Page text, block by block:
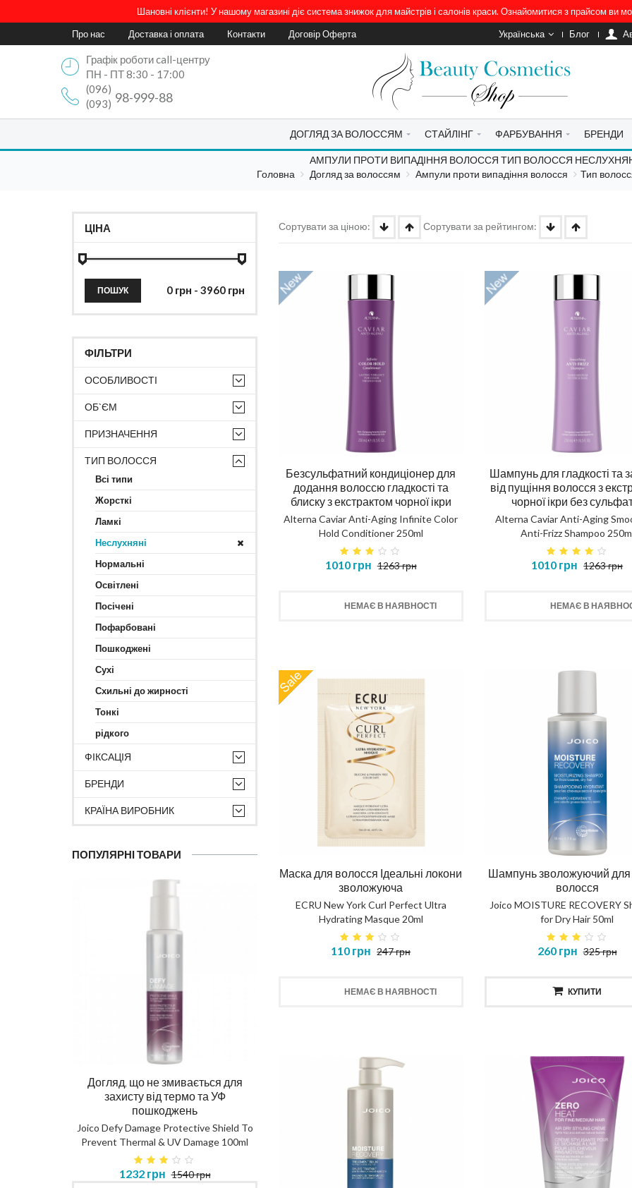
Шановні клієнти! У нашому магазині діє система знижок для майстрів і салонів краси. Ознайомитися з прайсом
Про нас
Доставка і оплата Контакти Договір Оферта Українська Блог
Графік роботи call-центру
ПН - ПТ 8:30 - 17:00
(096)
98-999-88
(093)
ДОГЛЯД ЗА ВОЛОССЯМ СТАЙЛІНГ ФАРБУВАННЯ БРЕНДИ
АМПУЛИ ПРОТИ ВИПАДІННЯ ВОЛОССЯ ТИП ВОЛОССЯ
Головна
Догляд за волоссям Ампули проти випадіння волосся Тип
ЦІНА
ПОШУК
ФІЛЬТРИ
ОСОБЛИВОСТІ
ОБ`ЄМ
ПРИЗНАЧЕННЯ
ТИП ВОЛОССЯ
Всі типи
Жорсткі
Ламкі
Неслухняні
Нормальні
Освітлені
Посічені
Пофарбовані
Пошкоджені
Сухі
Схильні до жирності
Тонкі
рідкого
ФІКСАЦІЯ
БРЕНДИ
КРАЇНА ВИРОБНИК
ПОПУЛЯРНІ ТОВАРИ
Догляд, що не змивається для
захисту від термо та УФ
пошкоджень
Joico Defy Damage Protective Shield To
Prevent Thermal & UV Damage 100ml
1232 грн 1540 грн
Маска повне відновлення
DIAGNOSTIC TOTAL REPAIR MASK
414 грн
КУПИТИ
Шампунь для тіла та
HAIR AND BODY
520 грн
КУПИТИ
Сортувати за ціною: Сортувати за рейтингом:
Безсульфатний кондиціонер для
додання волоссю гладкості та
блиску з екстрактом чорної ікри
Alterna Caviar Anti-Aging Infinite Color
Hold Conditioner 250ml
1010 грн 1263 грн
НЕМАЄ В НАЯВНОСТІ
Шампунь для гладкості та
від пущіння волосся з
чорної ікри без
Alterna Caviar Anti-Aging
Anti-Frizz Shampoo
1010 грн 1263 грн
НЕМАЄ В
Маска для волосся Ідеальні локони
зволожуюча
ECRU New York Curl Perfect Ultra
Hydrating Masque 20ml
110 грн 247 грн
НЕМАЄ В НАЯВНОСТІ
Шампунь зволожуючий для
волосся
Joico MOISTURE RECOVERY
for Dry Hair 50ml
260 грн 325 грн
КУПИТИ